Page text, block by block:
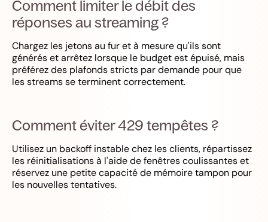
Comment limiter le débit des
réponses au streaming ?
Chargez les jetons au fur et à mesure qu'ils sont
générés et arrêtez lorsque le budget est épuisé, mais
préférez des plafonds stricts par demande pour que
les streams se terminent correctement.
Comment éviter 429 tempêtes ?
Utilisez un backoff instable chez les clients, répartissez
les réinitialisations à l'aide de fenêtres coulissantes et
réservez une petite capacité de mémoire tampon pour
les nouvelles tentatives.